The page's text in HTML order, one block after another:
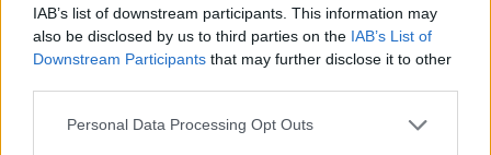
IAB’s list of downstream participants. This information may
also be disclosed by us to third parties on the IAB’s List of
Downstream Participants that may further disclose it to other
Please note that this website/app uses one or more Google
Personal Data Processing Opt Outs